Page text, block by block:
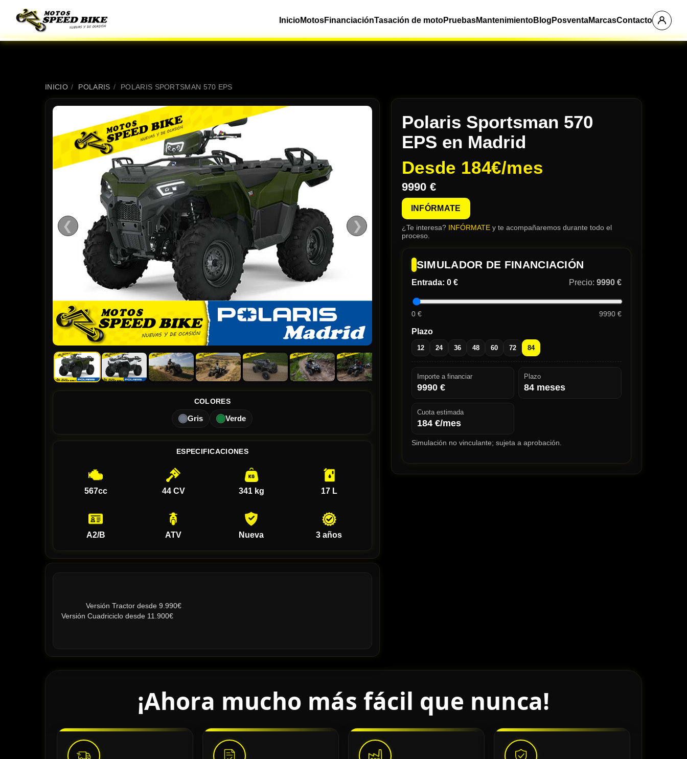
InicioMotosFinanciaciónTasación de motoPruebasMantenimientoBlog PosventaMarcasContacto
INICIO / POLARIS / POLARIS SPORTSMAN 570 EPS
❮ ❯
COLORES
Gris Verde
ESPECIFICACIONES
567cc 44 CV 341 kg 17 L
A2/B ATV Nueva 3 años
Polaris Sportsman 570
EPS en Madrid
Desde 184€/mes
9990 €
INFÓRMATE
¿Te interesa? INFÓRMATEy te acompañaremos durante todo el
proceso.
SIMULADOR DE FINANCIACIÓN
Entrada: 0 € Precio: 9990 €
0 € 9990 €
Plazo
12 24 36 48 60 72 84
Importe a financiar
9990€
Plazo
84 meses
Cuota estimada
184€/mes
Simulación no vinculante; sujeta a aprobación.
Versión Cuadriciclo desde 11.900€
¡Ahora mucho más fácil que nunca!